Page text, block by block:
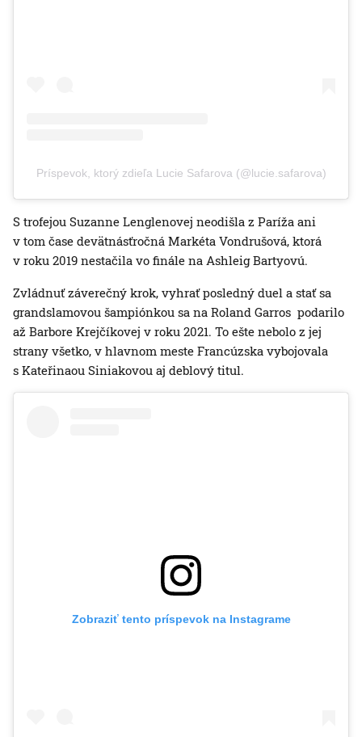
Príspevok, ktorý zdieľa Lucie Safarova (@lucie.safarova)
S trofejou Suzanne Lenglenovej neodišla z Paríža ani
v tom čase devätnásťročná Markéta Vondrušová, ktorá
v roku 2019 nestačila vo finále na Ashleig Bartyovú.
Zvládnuť záverečný krok, vyhrať posledný duel a stať sa
grandslamovou šampiónkou sa na Roland Garros podarilo
až Barbore Krejčíkovej v roku 2021. To ešte nebolo z jej
strany všetko, v hlavnom meste Francúzska vybojovala
s Kateřinaou Siniakovou aj deblový titul.
Zobraziť tento príspevok na Instagrame